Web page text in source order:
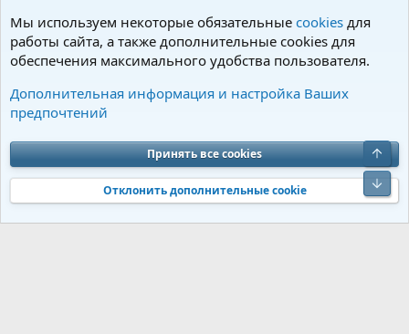
Пользователи
Cookies Charm by DCom
Обратная связь
Условия и правила
Политика конфиденциальности
Помощь
S
S
Community platform by XenForo® © 2010-2026 XenForo Ltd. Перевод от
Jumuro®|Media embeds via s9e/MediaSites
Мы используем некоторые обязательные cookies для
работы сайта, а также дополнительные cookies для
обеспечения максимального удобства пользователя.
Дополнительная информация и настройка Ваших
предпочтений
Принять все cookies
Отклонить дополнительные cookie
Верх
Низ